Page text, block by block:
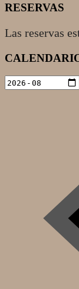
RESERVAS
Las reservas
2021-
12